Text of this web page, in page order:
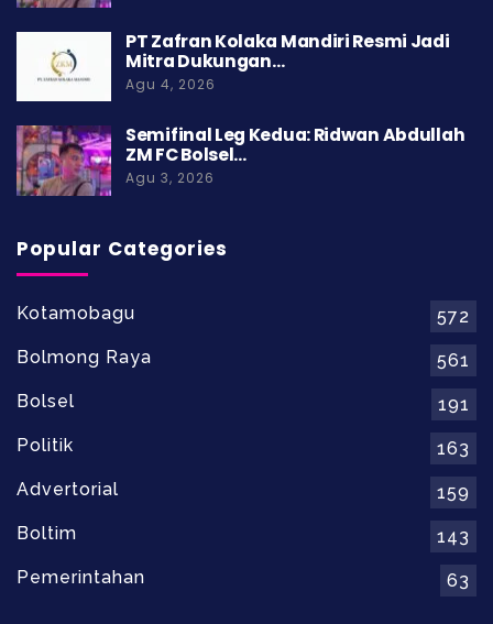
PT Zafran Kolaka Mandiri Resmi Jadi
Mitra Dukungan…
Agu 4, 2026
Semifinal Leg Kedua: Ridwan Abdullah
ZM FC Bolsel…
Agu 3, 2026
Popular Categories
Kotamobagu
572
Bolmong Raya
561
Bolsel
191
Politik
163
Advertorial
159
Boltim
143
Pemerintahan
63